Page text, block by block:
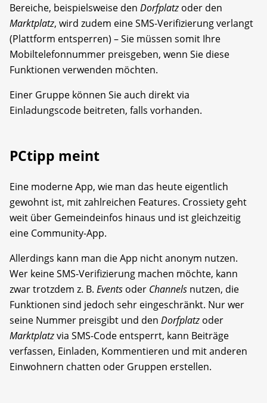
Bereiche, beispielsweise den Dorfplatz oder den
Marktplatz, wird zudem eine SMS-Verifizierung verlangt
(Plattform entsperren) – Sie müssen somit Ihre
Mobiltelefonnummer preisgeben, wenn Sie diese
Funktionen verwenden möchten.
Einer Gruppe können Sie auch direkt via
Einladungscode beitreten, falls vorhanden.
PCtipp meint
Eine moderne App, wie man das heute eigentlich
gewohnt ist, mit zahlreichen Features. Crossiety geht
weit über Gemeindeinfos hinaus und ist gleichzeitig
eine Community-App.
Allerdings kann man die App nicht anonym nutzen.
Wer keine SMS-Verifizierung machen möchte, kann
zwar trotzdem z. B. Events oder Channels nutzen, die
Funktionen sind jedoch sehr eingeschränkt. Nur wer
seine Nummer preisgibt und den Dorfplatz oder
Marktplatzvia SMS-Code entsperrt, kann Beiträge
verfassen, Einladen, Kommentieren und mit anderen
Einwohnern chatten oder Gruppen erstellen.